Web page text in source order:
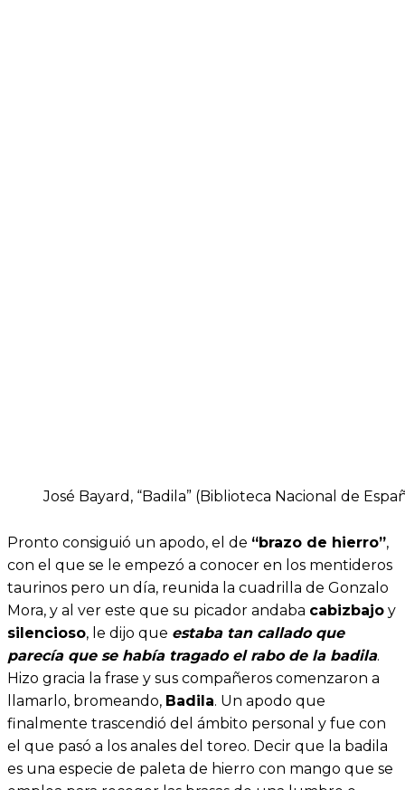
José Bayard, “Badila” (Biblioteca Nacional de
Pronto consiguió un apodo, el de “brazo de hierro”,
con el que se le empezó a conocer en los mentideros
taurinos pero un día, reunida la cuadrilla de Gonzalo
Mora, y al ver este que su picador andaba cabizbajo y
silencioso, le dijo que estaba tan callado que
parecía que se había tragado el rabo de la badila.
Hizo gracia la frase y sus compañeros comenzaron a
llamarlo, bromeando, Badila. Un apodo que
finalmente trascendió del ámbito personal y fue con
el que pasó a los anales del toreo. Decir que la badila
es una especie de paleta de hierro con mango que se